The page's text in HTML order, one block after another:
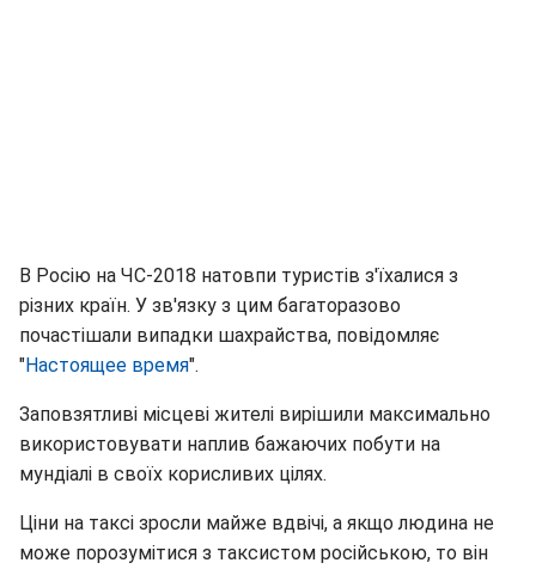
В Росію на ЧС-2018 натовпи туристів з'їхалися з
різних країн. У зв'язку з цим багаторазово
почастішали випадки шахрайства, повідомляє
"Настоящее время".
Заповзятливі місцеві жителі вирішили максимально
використовувати наплив бажаючих побути на
мундіалі в своїх корисливих цілях.
Ціни на таксі зросли майже вдвічі, а якщо людина не
може порозумітися з таксистом російською, то він